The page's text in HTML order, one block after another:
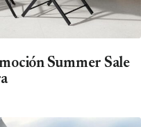
Summer Sale